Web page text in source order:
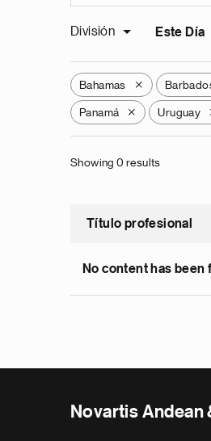
División Este Día
Bahamas X
Panamá X Uruguay
Showing 0 results
Título profesional
No content has been
Novartis Andean